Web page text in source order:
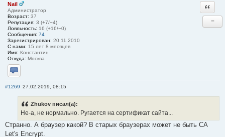
Nail
Администратор
Возраст: 37
Репутация: 3 (+7/−4)
Лояльность: 16 (+16/−0)
Сообщения: 74
Зарегистрирован: 20.11.2010
С нами: 15 лет 8 месяцев
Имя: Константин
Откуда: Москва
Отправить личное сообщение
−
#1269 27.02.2019, 08:15
Zhukov писал(а):
Не-а, не нормально. Ругается на сертификат сайта...
Странно. А браузер какой? В старых браузерах может не быть СА
Let's Encrypt.